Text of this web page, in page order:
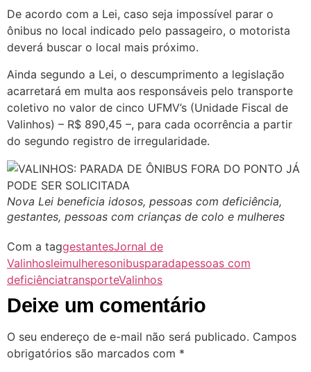
De acordo com a Lei, caso seja impossível parar o
ônibus no local indicado pelo passageiro, o motorista
deverá buscar o local mais próximo.
Ainda segundo a Lei, o descumprimento a legislação
acarretará em multa aos responsáveis pelo transporte
coletivo no valor de cinco UFMV’s (Unidade Fiscal de
Valinhos) – R$ 890,45 –, para cada ocorrência a partir
do segundo registro de irregularidade.
Nova Lei beneficia idosos, pessoas com deficiência,
gestantes, pessoas com crianças de colo e mulheres
Com a taggestantesJornal de
Valinhosleimulheresonibusparadapessoas com
deficiênciatransporteValinhos
Deixe um comentário
O seu endereço de e-mail não será publicado. Campos
obrigatórios são marcados com *